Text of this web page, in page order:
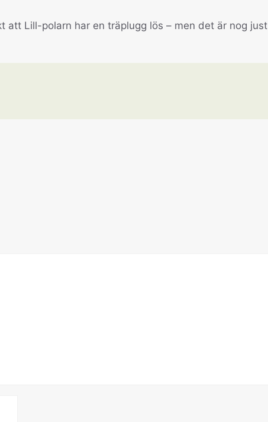
att Lill-polarn har en träplugg lös – men det är nog just